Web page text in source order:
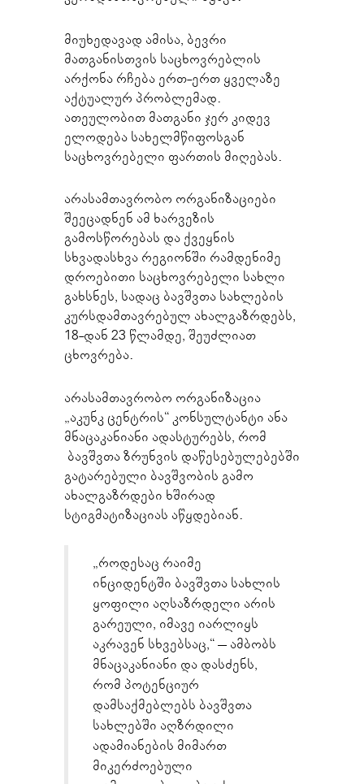
მიუხედავად ამისა, ბევრი
მათგანისთვის საცხოვრებლის
არქონა რჩება ერთ-ერთ ყველაზე
აქტუალურ პრობლემად.
ათეულობით მათგანი ჯერ კიდევ
ელოდება სახელმწიფოსგან
საცხოვრებელი ფართის მიღებას.
არასამთავრობო ორგანიზაციები
შეეცადნენ ამ ხარვეზის
გამოსწორებას და ქვეყნის
სხვადასხვა რეგიონში რამდენიმე
დროებითი საცხოვრებელი სახლი
გახსნეს, სადაც ბავშვთა სახლების
კურსდამთავრებულ ახალგაზრდებს,
18-დან 23 წლამდე, შეუძლიათ
ცხოვრება.
არასამთავრობო ორგანიზაცია
„აკუნკ ცენტრის“ კონსულტანტი ანა
მნაცაკანიანი ადასტურებს, რომ
ბავშვთა ზრუნვის დაწესებულებებში
გატარებული ბავშვობის გამო
ახალგაზრდები ხშირად
სტიგმატიზაციას აწყდებიან.
„როდესაც რაიმე
ინციდენტში ბავშვთა სახლის
ყოფილი აღსაზრდელი არის
გარეული, იმავე იარლიყს
აკრავენ სხვებსაც,“ – ამბობს
მნაცაკანიანი და დასძენს,
რომ პოტენციურ
დამსაქმებლებს ბავშვთა
სახლებში აღზრდილი
ადამიანების მიმართ
მიკერძოებული